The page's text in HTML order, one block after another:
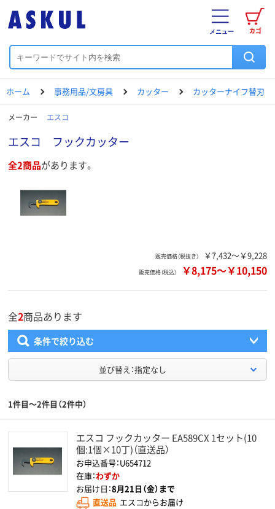
カゴ
メニュー
ホーム 事務用品/文房具 カッター カッターナイフ替刃
メーカー エスコ
エスコ フックカッター
全2商品があります。
販売価格（税抜き） ￥7,432～￥9,228
販売価格（税込） ￥8,175～￥10,150
全2商品あります
条件で絞り込む
並び替え：指定なし
1件目～2件目（2件中）
エスコ フックカッター EA589CX 1セット(10
個:1個×10丁)（直送品）
お申込番号：U654712
在庫：わずか
お届け日：8月21日（金）まで
直送品 エスコからお届け